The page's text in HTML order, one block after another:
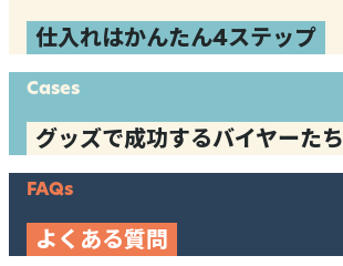
仕入れはかんたん4ステップ
Cases
グッズで成功するバイヤーたち
FAQs
よくある質問